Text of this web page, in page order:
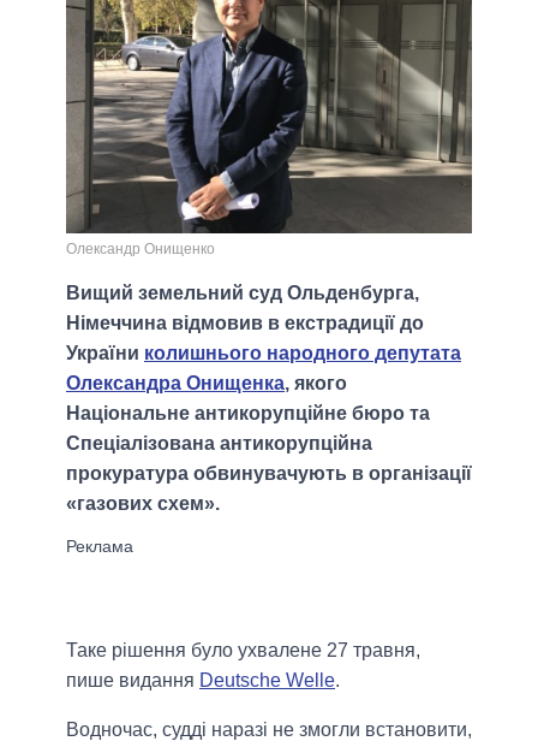
Олександр Онищенко
Вищий земельний суд Ольденбурга,
Німеччина відмовив в екстрадиції до
України колишнього народного депутата
Олександра Онищенка, якого
Національне антикорупційне бюро та
Спеціалізована антикорупційна
прокуратура обвинувачують в організації
«газових схем».
Таке рішення було ухвалене 27 травня,
пише видання Deutsche Welle.
Водночас, судді наразі не змогли встановити,